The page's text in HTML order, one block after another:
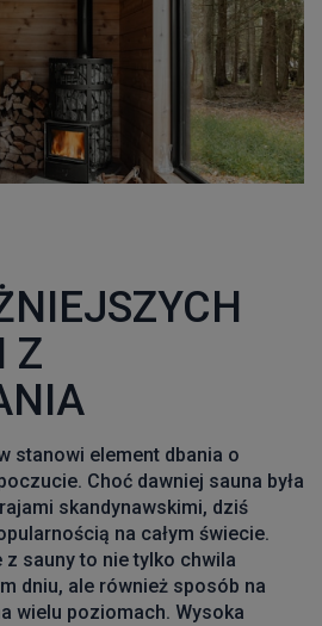
Z
stanowi element dbania o
Choć dawniej sauna była
skandynawskimi, dziś
na całym świecie.
sauny to nie tylko chwila
dniu, ale również sposób na
wielu poziomach. Wysoka